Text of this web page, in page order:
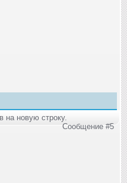
на новую строку.
Сообщение #5